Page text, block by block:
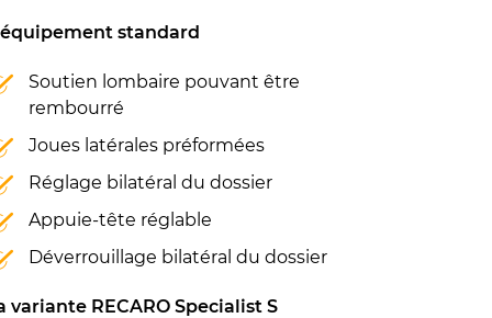
standard
Soutien lombaire pouvant être
rembourré
Joues latérales préformées
Réglage bilatéral du dossier
Appuie-tête réglable
Déverrouillage bilatéral du dossier
variante RECARO Specialist S